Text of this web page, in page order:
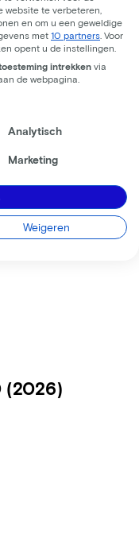
(2026)
(2026)
website te verbeteren,
en om u een geweldige
met 10 partners . Voor
opent u de instellingen.
intrekken via
de webpagina.
Analytisch
Marketing
Weigeren